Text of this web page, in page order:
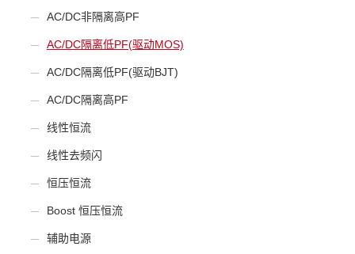
AC/DC非隔离高PF
AC/DC隔离低PF(驱动MOS)
AC/DC隔离低PF(驱动BJT)
AC/DC隔离高PF
线性恒流
线性去频闪
恒压恒流
Boost 恒压恒流
辅助电源